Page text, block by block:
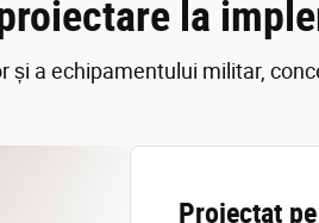
la
a echipamentului militar,
Proiectat